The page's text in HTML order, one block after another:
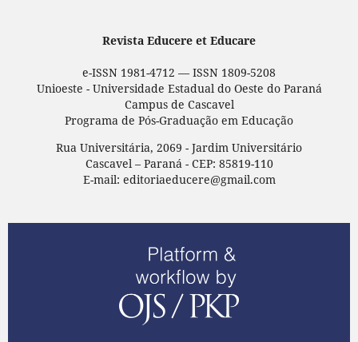
Revista Educere et Educare
e-ISSN 1981-4712 — ISSN 1809-5208
Unioeste - Universidade Estadual do Oeste do Paraná
Campus de Cascavel
Programa de Pós-Graduação em Educação
Rua Universitária, 2069 - Jardim Universitário
Cascavel – Paraná - CEP: 85819-110
E-mail: editoriaeducere@gmail.com